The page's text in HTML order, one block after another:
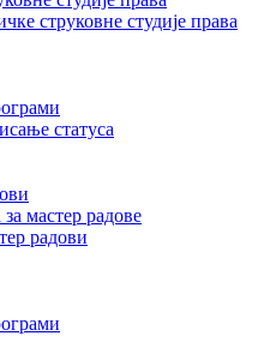
струковне студије права
статуса
мастер радове
радови